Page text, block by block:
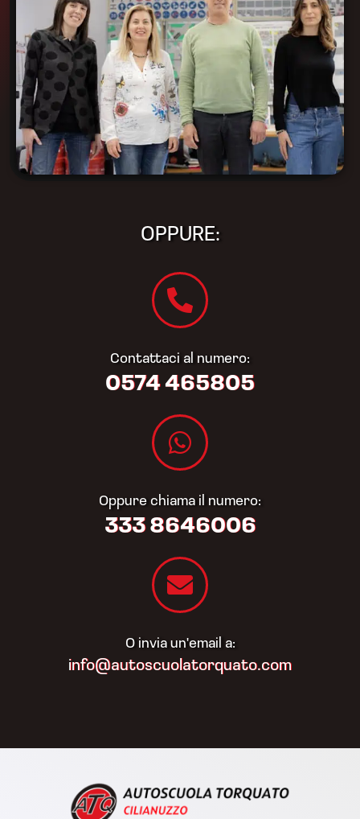
OPPURE:
Contattaci al numero:
0574 465805​
Oppure chiama il numero:
333 8646006
O invia un'email a:
info@autoscuolatorquato.com